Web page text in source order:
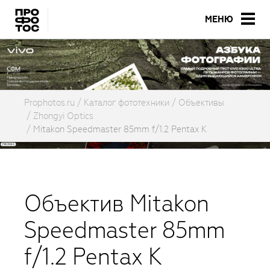
МЕНЮ
Prophotos.ru Каталог фототехники
Объективы
Zhongyi Optics
Mitakon Speedmaster 85mm f/1.2 Pentax K
Объектив Mitakon
Speedmaster 85mm
f/1.2 Pentax K